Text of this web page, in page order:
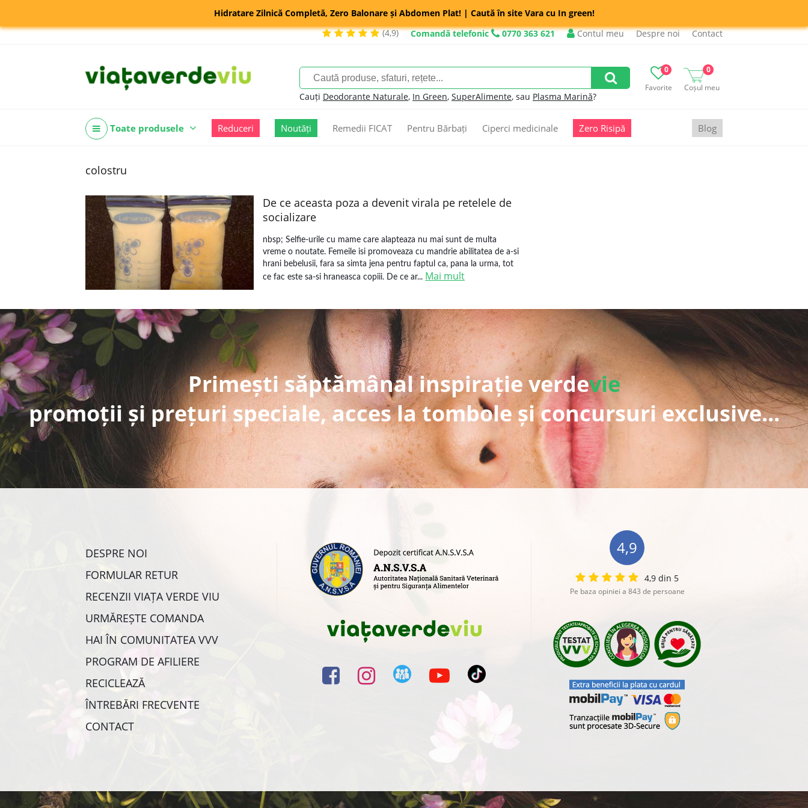
Hidratare Zilnică Completă, Zero Balonare și Abdomen Plat! | Caută în site Vara cu In green!
(4,9)
Comandă telefonic 0770 363 621 Contul meu Despre noi Contact
Favorite
0
Coșul meu
0
Cauți Deodorante Naturale, In Green, SuperAlimente, sau Plasma Marină?
Toate produsele Reduceri Noutăți Remedii FICAT Pentru Bărbați Ciperci medicinale Zero Risipă Blog
colostru
De ce aceasta poza a devenit virala pe retelele de
socializare
nbsp; Selfie-urile cu mame care alapteaza nu mai sunt de multa
vreme o noutate. Femeile isi promoveaza cu mandrie abilitatea de a-si
hrani bebelusii, fara sa simta jena pentru faptul ca, pana la urma, tot
ce fac este sa-si hraneasca copiii. De ce ar... Mai mult
Primești săptămânal inspirație verdevie
promoții și prețuri speciale, acces la tombole și concursuri exclusive...
DESPRE NOI
FORMULAR RETUR
RECENZII VIAȚA VERDE VIU
URMĂREȘTE COMANDA
HAI ÎN COMUNITATEA VVV
PROGRAM DE AFILIERE
RECICLEAZĂ
ÎNTREBĂRI FRECVENTE
CONTACT
4,9
4,9 din 5
Pe baza opiniei a 843 de persoane